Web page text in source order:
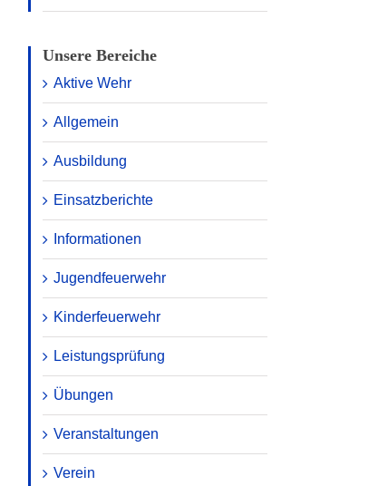
Unsere Bereiche
Aktive Wehr
Allgemein
Ausbildung
Einsatzberichte
Informationen
Jugendfeuerwehr
Kinderfeuerwehr
Leistungsprüfung
Übungen
Veranstaltungen
Verein